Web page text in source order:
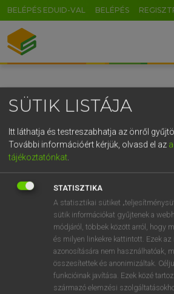
BELÉPÉS EDUID-VAL BELÉPÉS
SÜTIK LISTÁJA
Itt láthatja és testreszabhatja az önről
További információért kérjük, olvasd el az
tájékoztatónkat
STATISZTIKA
A statisztikai sütiket
sütik információkat gyűjtenek a
módjáról, többek között arról, hogy
és milyen linkekre kattintott. Ezek
azonosítására nem használhatóak,
összesítettek és anonimizáltak.
funkcióinak javítása. Ezek közé
származó elemzési
GR
5
g h k l
v b n m , . -